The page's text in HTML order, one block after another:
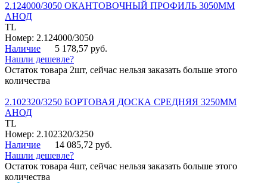
2.124000/3050 ОКАНТОВОЧНЫЙ ПРОФИЛЬ 3050ММ
АНОД
TL
Номер: 2.124000/3050
Наличие
5 178,57 руб.
Нашли дешевле?
Остаток товара 2шт, сейчас нельзя заказать больше этого
количества
2.102320/3250 БОРТОВАЯ ДОСКА СРЕДНЯЯ 3250ММ
АНОД
TL
Номер: 2.102320/3250
Наличие
14 085,72 руб.
Нашли дешевле?
Остаток товара 4шт, сейчас нельзя заказать больше этого
количества